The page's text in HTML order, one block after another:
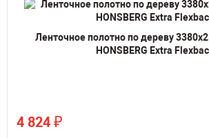
Ленточное полотно по дереву
HONSBERG Extra
4 824 ₽